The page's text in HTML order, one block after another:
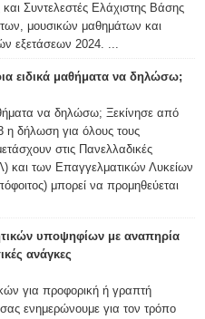
Συντελεστές Ελάχιστης Βάσης
μουσικών μαθημάτων και
εξετάσεων 2024. ...
ειδικά μαθήματα να δηλώσω;
να δηλώσω; Ξεκίνησε από
η δήλωση για όλους τους
στις Πανελλαδικές
και των Επαγγελματικών Λυκείων
μπορεί να προμηθεύεται
υποψηφίων με αναπηρία
ανάγκες
για προφορική ή γραπτή
ενημερώνουμε για τον τρόπο